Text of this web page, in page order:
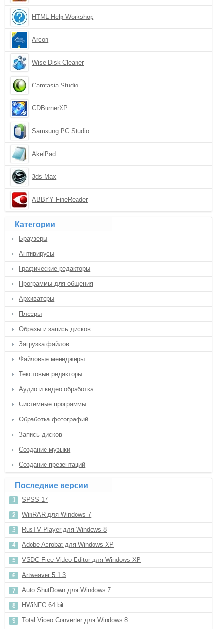
HTML Help Workshop
Arcon
Wise Disk Cleaner
Camtasia Studio
CDBurnerXP
Samsung PC Studio
AkelPad
3ds Max
ABBYY FineReader
Категории
Браузеры
Антивирусы
Графические редакторы
Программы для общения
Архиваторы
Плееры
Образы и запись дисков
Загрузка файлов
Файловые менеджеры
Текстовые редакторы
Аудио и видео обработка
Системные программы
Обработка фотографий
Запись дисков
Создание музыки
Создание презентаций
Последние версии
SPSS 17
WinRAR для Windows 7
RusTV Player для Windows 8
Adobe Acrobat для Windows XP
VSDC Free Video Editor для Windows XP
Artweaver 5.1.3
Auto ShutDown для Windows 7
HWiNFO 64 bit
Total Video Converter для Windows 8